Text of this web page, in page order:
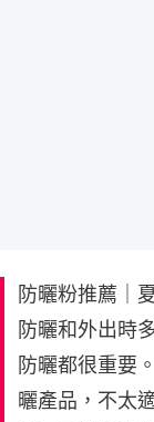
防曬粉推薦｜
防曬和外出時
防曬都很重要
曬產品，不太